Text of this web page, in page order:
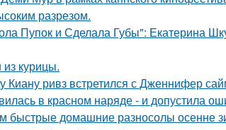
разрезом.
Пупок и Сделала Губы": Екатерина
курицы.
Киану ривз встретился с Дженнифер
в красном наряде - и допустила
быстрые домашние разносолы осенне